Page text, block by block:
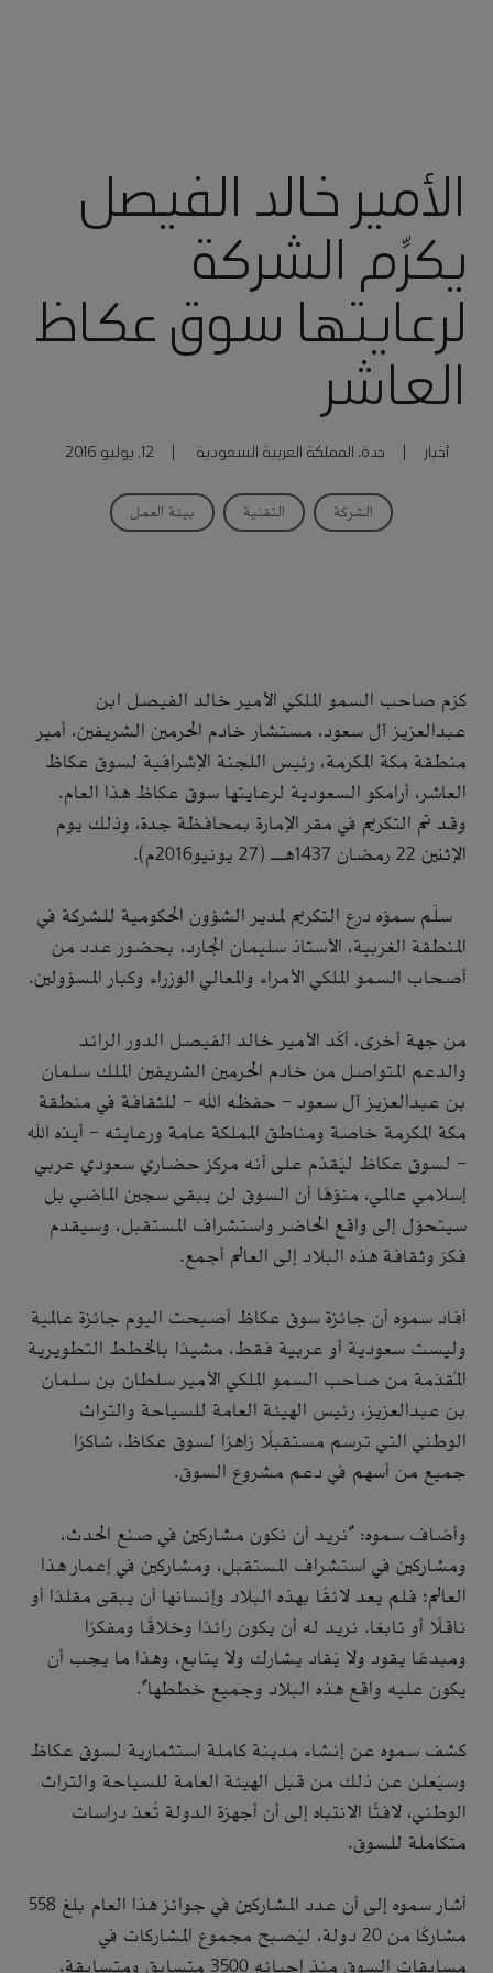
الأمير خالد الفيصل
يكرِّم الشركة
لرعايتها سوق عكاظ
العاشر
أخبار جدة، المملكة العربية السعودية 12, يوليو 2016
الشركة التقنية بيئة العمل
كرّم صاحب السمو الملكي الأمير خالد الفيصل ابن
عبدالعزيز آل سعود، مستشار خادم الحرمين الشريفين، أمير
منطقة مكة المكرمة، رئيس اللجنة الإشرافية لسوق عكاظ
العاشر، أرامكو السعودية لرعايتها سوق عكاظ هذا العام.
وقد تم التكريم في مقر الإمارة بمحافظة جدة، وذلك يوم
الإثنين 22 رمضان 1437هـ (27 يونيو2016م).
سلّم سموّه درع التكريم لمدير الشؤون الحكومية للشركة في
المنطقة الغربية، الأستاذ سليمان الجارد، بحضور عدد من
أصحاب السمو الملكي الأمراء والمعالي الوزراء وكبار المسؤولين.
من جهة أخرى، أكّد الأمير خالد الفيصل الدور الرائد
والدعم المتواصل من خادم الحرمين الشريفين الملك سلمان
بن عبدالعزيز آل سعود - حفظه الله - للثقافة في منطقة
مكة المكرمة خاصة ومناطق المملكة عامة ورعايته - أيدّه الله
- لسوق عكاظ ليُقدَّم على أنه مركز حضاري سعودي عربي
إسلامي عالمي، منوّهًا أن السوق لن يبقى سجين الماضي بل
سيتحوّل إلى واقع الحاضر واستشراف المستقبل، وسيقدم
فكرَ وثقافة هذه البلاد إلى العالم أجمع.
أفاد سموه أن جائزة سوق عكاظ أصبحت اليوم جائزة عالمية
وليست سعودية أو عربية فقط، مشيدًا بالخطط التطويرية
المُقدّمة من صاحب السمو الملكي الأمير سلطان بن سلمان
بن عبدالعزيز، رئيس الهيئة العامة للسياحة والتراث
الوطني التي ترسم مستقبلًا زاهرًا لسوق عكاظ، شاكرًا
جميع من أسهم في دعم مشروع السوق.
وأضاف سموه: "نريد أن نكون مشاركين في صنع الحدث،
ومشاركين في استشراف المستقبل، ومشاركين في إعمار هذا
العالم؛ فلم يعد لائقًا بهذه البلاد وإنسانها أن يبقى مقلدًا أو
ناقلًا أو تابعًا. نريد له أن يكون رائدًا وخلاقًا ومفكرًا
ومبدعًا يقود ولا يُقاد يشارك ولا يتابع، وهذا ما يجب أن
يكون عليه واقع هذه البلاد وجميع خططها".
كشف سموه عن إنشاء مدينة كاملة استثمارية لسوق عكاظ
وسيُعلن عن ذلك من قبل الهيئة العامة للسياحة والتراث
الوطني، لافتًا الانتباه إلى أن أجهزة الدولة تُعدّ دراسات
متكاملة للسوق.
أشار سموه إلى أن عدد المشاركين في جوائز هذا العام بلغ 558
مشاركًا من 20 دولة، ليُصبح مجموع المشاركات في
مسابقات السوق منذ إحيائه 3500 متسابق ومتسابقة،